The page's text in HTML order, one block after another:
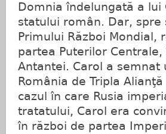
Domnia îndelungată a
statului român. Dar,
Primului Război
partea Puterilor
Antantei. Carol a
România de Tripla
cazul în care Rusia
tratatului, Carol era
în război de partea